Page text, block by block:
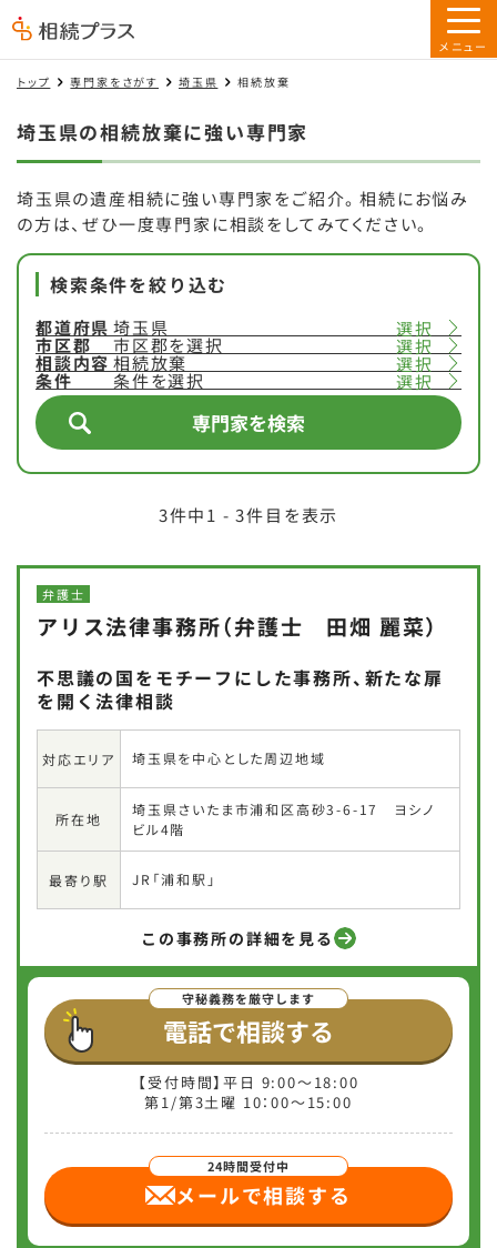
トップ 専門家をさがす 埼玉県 相続放棄
埼玉県の相続放棄に強い専門家
埼玉県の遺産相続に強い専門家をご紹介。相続にお悩み
の方は、ぜひ一度専門家に相談をしてみてください。
検索条件を絞り込む
都道府県 埼玉県 選択
市区郡 市区郡を選択 選択
相談内容 相続放棄 選択
条件 条件を選択 選択
専門家を検索
3件中1 - 3件目を表示
弁護士
アリス法律事務所（弁護士 田畑 麗菜）
不思議の国をモチーフにした事務所、新たな扉
を開く法律相談
対応エリア 埼玉県を中心とした周辺地域
所在地
埼玉県さいたま市浦和区高砂3-6-17 ヨシノ
ビル4階
最寄り駅 JR「浦和駅」
この事務所の詳細を見る
電話で相談する
【受付時間】平日 9:00～18:00
第1/第3土曜 10：00〜15:00
メールで相談する